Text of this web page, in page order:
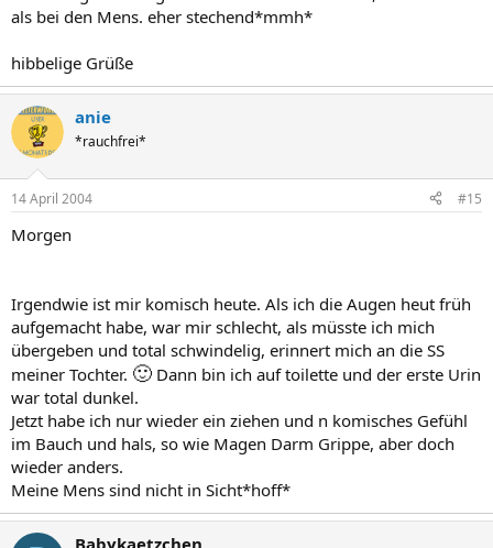
als bei den Mens. eher stechend*mmh*
hibbelige Grüße
anie
*rauchfrei*
14 April 2004 #15
Morgen
Irgendwie ist mir komisch heute. Als ich die Augen heut früh
aufgemacht habe, war mir schlecht, als müsste ich mich
übergeben und total schwindelig, erinnert mich an die SS
meiner Tochter. 🙂 Dann bin ich auf toilette und der erste Urin
war total dunkel.
Jetzt habe ich nur wieder ein ziehen und n komisches Gefühl
im Bauch und hals, so wie Magen Darm Grippe, aber doch
wieder anders.
Meine Mens sind nicht in Sicht*hoff*
Babykaetzchen